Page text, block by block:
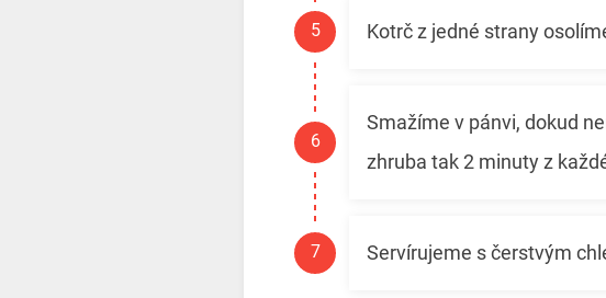
Kotrč z jedné strany
Smažíme v pánvi, dokud
zhruba tak 2 minuty z
Servírujeme s čerstvým